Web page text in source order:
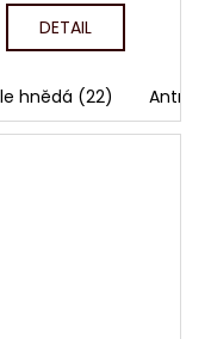
DETAIL
hnědá (22)